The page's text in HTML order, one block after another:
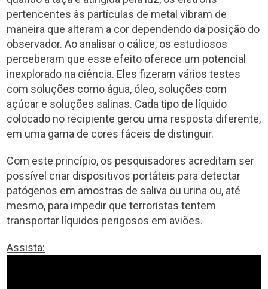
pertencentes às partículas de metal vibram de
maneira que alteram a cor dependendo da posição do
observador. Ao analisar o cálice, os estudiosos
perceberam que esse efeito oferece um potencial
inexplorado na ciência. Eles fizeram vários testes
com soluções como água, óleo, soluções com
açúcar e soluções salinas. Cada tipo de líquido
colocado no recipiente gerou uma resposta diferente,
em uma gama de cores fáceis de distinguir.
Com este princípio, os pesquisadores acreditam ser
possível criar dispositivos portáteis para detectar
patógenos em amostras de saliva ou urina ou, até
mesmo, para impedir que terroristas tentem
transportar líquidos perigosos em aviões.
Assista: